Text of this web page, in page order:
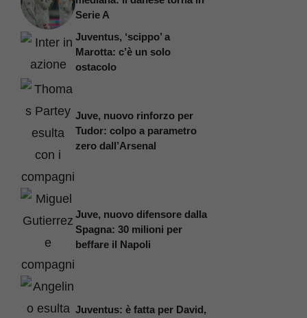
Serie A
Juventus, ‘scippo’ a
Marotta: c’è un solo
ostacolo
Juve, nuovo rinforzo per
Tudor: colpo a parametro
zero dall’Arsenal
Juve, nuovo difensore dalla
Spagna: 30 milioni per
beffare il Napoli
Juventus: è fatta per David,